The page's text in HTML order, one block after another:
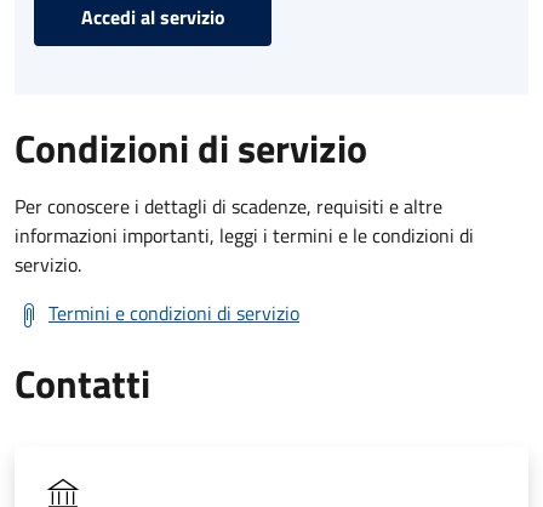
Accedi al servizio
Condizioni di servizio
Per conoscere i dettagli di scadenze, requisiti e altre
informazioni importanti, leggi i termini e le condizioni di
servizio.
Termini e condizioni di servizio
Contatti